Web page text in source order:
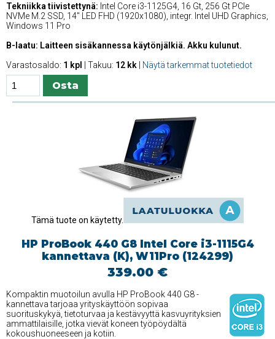
Tekniikka tiivistettynä: Intel Core i3-1125G4, 16 Gt, 256 Gt PCIe
NVMe M.2 SSD, 14'' LED FHD (1920x1080), integr. Intel UHD Graphics,
Windows 11 Pro
B-laatu: Laitteen sisäkannessa käytönjälkiä. Akku kulunut.
Varastosaldo: 1 kpl | Takuu: 12 kk Näytä tarkemmat tuotetiedot
Tämä tuote on käytetty.
HP ProBook 440 G8 Intel Core i3-1115G4
kannettava (K), W11Pro (124299)
339.00 €
Kompaktin muotoilun avulla HP ProBook 440 G8 -
kannettava tarjoaa yrityskäyttöön sopivaa
suorituskykyä, tietoturvaa ja kestävyyttä kasvuyrityksien
ammattilaisille, jotka vievät koneen työpöydältä
kokoushuoneeseen ja kotiin.